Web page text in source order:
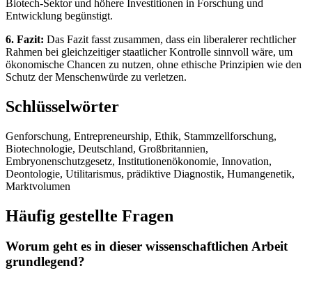
Biotech-Sektor und höhere Investitionen in Forschung und
Entwicklung begünstigt.
6. Fazit: Das Fazit fasst zusammen, dass ein liberalerer rechtlicher
Rahmen bei gleichzeitiger staatlicher Kontrolle sinnvoll wäre, um
ökonomische Chancen zu nutzen, ohne ethische Prinzipien wie den
Schutz der Menschenwürde zu verletzen.
Schlüsselwörter
Genforschung, Entrepreneurship, Ethik, Stammzellforschung,
Biotechnologie, Deutschland, Großbritannien,
Embryonenschutzgesetz, Institutionenökonomie, Innovation,
Deontologie, Utilitarismus, prädiktive Diagnostik, Humangenetik,
Marktvolumen
Häufig gestellte Fragen
Worum geht es in dieser wissenschaftlichen Arbeit
grundlegend?